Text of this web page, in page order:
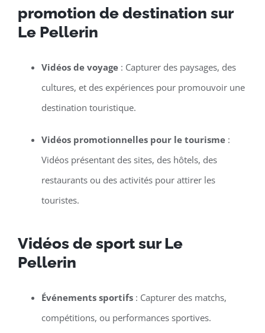
promotion de destination sur
Le Pellerin
Vidéos de voyage: Capturer des paysages, des
cultures, et des expériences pour promouvoir une
destination touristique.
Vidéos promotionnelles pour le tourisme:
Vidéos présentant des sites, des hôtels, des
restaurants ou des activités pour attirer les
touristes.
Vidéos de sport sur Le
Pellerin
Événements sportifs: Capturer des matchs,
compétitions, ou performances sportives.